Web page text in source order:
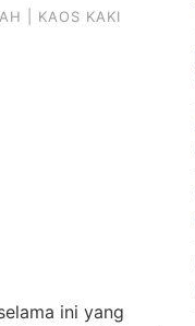
| KAOS KAKI
ini yang